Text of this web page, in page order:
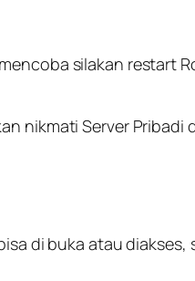
silakan restart
nikmati Server Pribadi
di buka atau